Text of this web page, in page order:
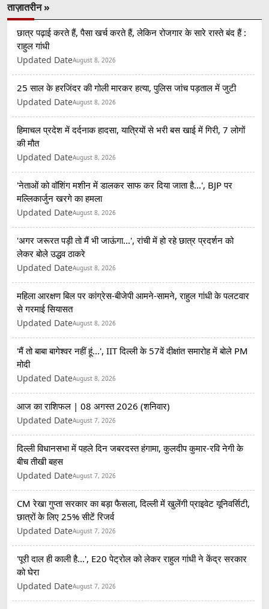
ताज़ातरीन »
छात्र पढ़ाई करते हैं, पैसा खर्च करते हैं, लेकिन रोजगार के सारे रास्ते बंद हैं :
राहुल गांधी
Updated DateAugust 8, 2026
25 साल के हरजिंदर की गोली मारकर हत्या, पुलिस जांच पड़ताल में जुटी
Updated DateAugust 8, 2026
हिमाचल प्रदेश में दर्दनाक हादसा, यात्रियों से भरी बस खाई में गिरी, 7 लोगों
की मौत
Updated DateAugust 8, 2026
'नेताओं को वॉशिंग मशीन में डालकर साफ कर दिया जाता है...', BJP पर
मल्लिकार्जुन खरगे का हमला
Updated DateAugust 8, 2026
'अगर जरूरत पड़ी तो मैं भी जाऊंगा...', रांची में हो रहे छात्र प्रदर्शन को
लेकर बोले उद्धव ठाकरे
Updated DateAugust 8, 2026
महिला आरक्षण बिल पर कांग्रेस-बीजेपी आमने-सामने, राहुल गांधी के पलटवार
से गरमाई सियासत
Updated DateAugust 8, 2026
'मैं तो बाबा बागेश्वर नहीं हूं...', IIT दिल्ली के 57वें दीक्षांत समारोह में बोले PM
मोदी
Updated DateAugust 8, 2026
आज का राशिफल | 08 अगस्त 2026 (शनिवार)
Updated DateAugust 7, 2026
दिल्ली विधानसभा में पहले दिन जबरदस्त हंगामा, कुलदीप कुमार-रवि नेगी के
बीच तीखी बहस
Updated DateAugust 7, 2026
CM रेखा गुप्ता सरकार का बड़ा फैसला, दिल्ली में खुलेंगी प्राइवेट यूनिवर्सिटी,
छात्रों के लिए 25% सीटें रिजर्व
Updated DateAugust 7, 2026
'पूरी दाल ही काली है...', E20 पेट्रोल को लेकर राहुल गांधी ने केंद्र सरकार
को घेरा
Updated DateAugust 7, 2026